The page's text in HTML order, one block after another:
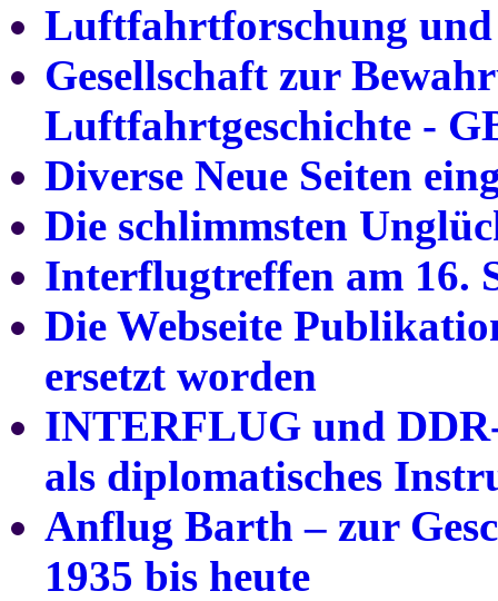
Luftfahrtforschung
Gesellschaft zur
Luftfahrtgeschichte -
Diverse Neue Seiten
Die schlimmsten
Interflugtreffen am 16.
Die Webseite
ersetzt worden
INTERFLUG und
als diplomatisches
Anflug Barth – zur
1935 bis heute